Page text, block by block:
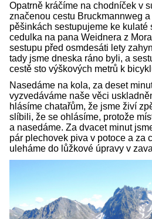
Opatrně kráčíme na chodníček v
značenou cestu Bruckmannweg
pěšinkách sestupujeme ke kulaté
cedulka na pana Weidnera z
sestupu před osmdesáti lety
tady jsme dneska ráno byli, a
cestě sto výškových metrů k
Nasedáme na kola, za deset
vyzvedáváme naše věci
hlásíme chatařům, že jsme živí
slíbili, že se ohlásíme, protože
a nasedáme. Za dvacet minut
pár plechovek piva v potoce a za
uleháme do lůžkové úpravy v